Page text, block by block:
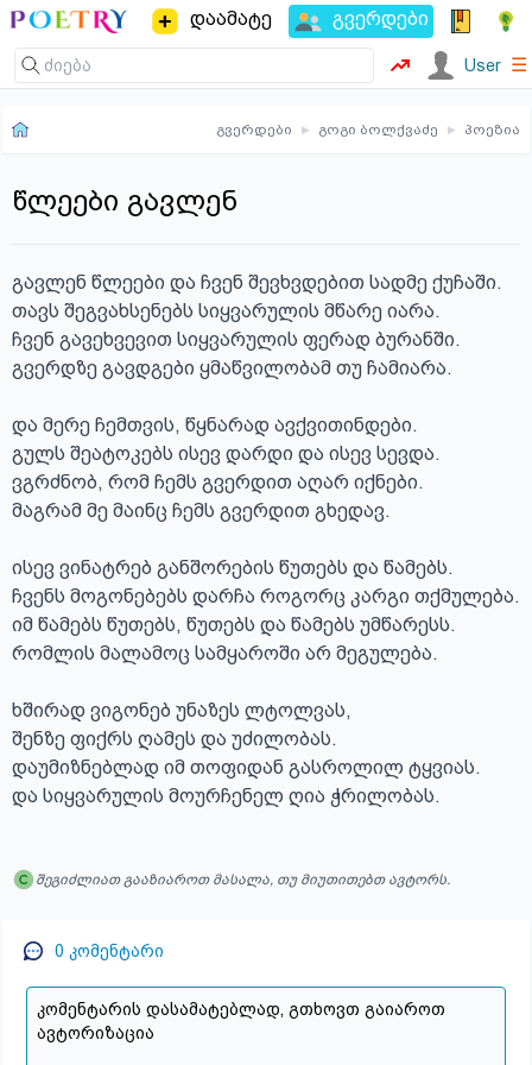
დაამატე გვერდები
User ☰
გვერდები ▸ გოგი ბოლქვაძე ▸ პოეზია
წლეები გავლენ
გავლენ წლეები და ჩვენ შევხვდებით სადმე ქუჩაში.
თავს შეგვახსენებს სიყვარულის მწარე იარა.
ჩვენ გავეხვევით სიყვარულის ფერად ბურანში.
გვერდზე გავდგები ყმაწვილობამ თუ ჩამიარა.
და მერე ჩემთვის, წყნარად ავქვითინდები.
გულს შეატოკებს ისევ დარდი და ისევ სევდა.
ვგრძნობ, რომ ჩემს გვერდით აღარ იქნები.
მაგრამ მე მაინც ჩემს გვერდით გხედავ.
ისევ ვინატრებ განშორების წუთებს და წამებს.
ჩვენს მოგონებებს დარჩა როგორც კარგი თქმულება.
იმ წამებს წუთებს, წუთებს და წამებს უმწარესს.
რომლის მალამოც სამყაროში არ მეგულება.
ხშირად ვიგონებ უნაზეს ლტოლვას,
შენზე ფიქრს ღამეს და უძილობას.
დაუმიზნებლად იმ თოფიდან გასროლილ ტყვიას.
და სიყვარულის მოურჩენელ ღია ჭრილობას.
შეგიძლიათ გააზიაროთ მასალა, თუ მიუთითებთ ავტორს.
0 კომენტარი